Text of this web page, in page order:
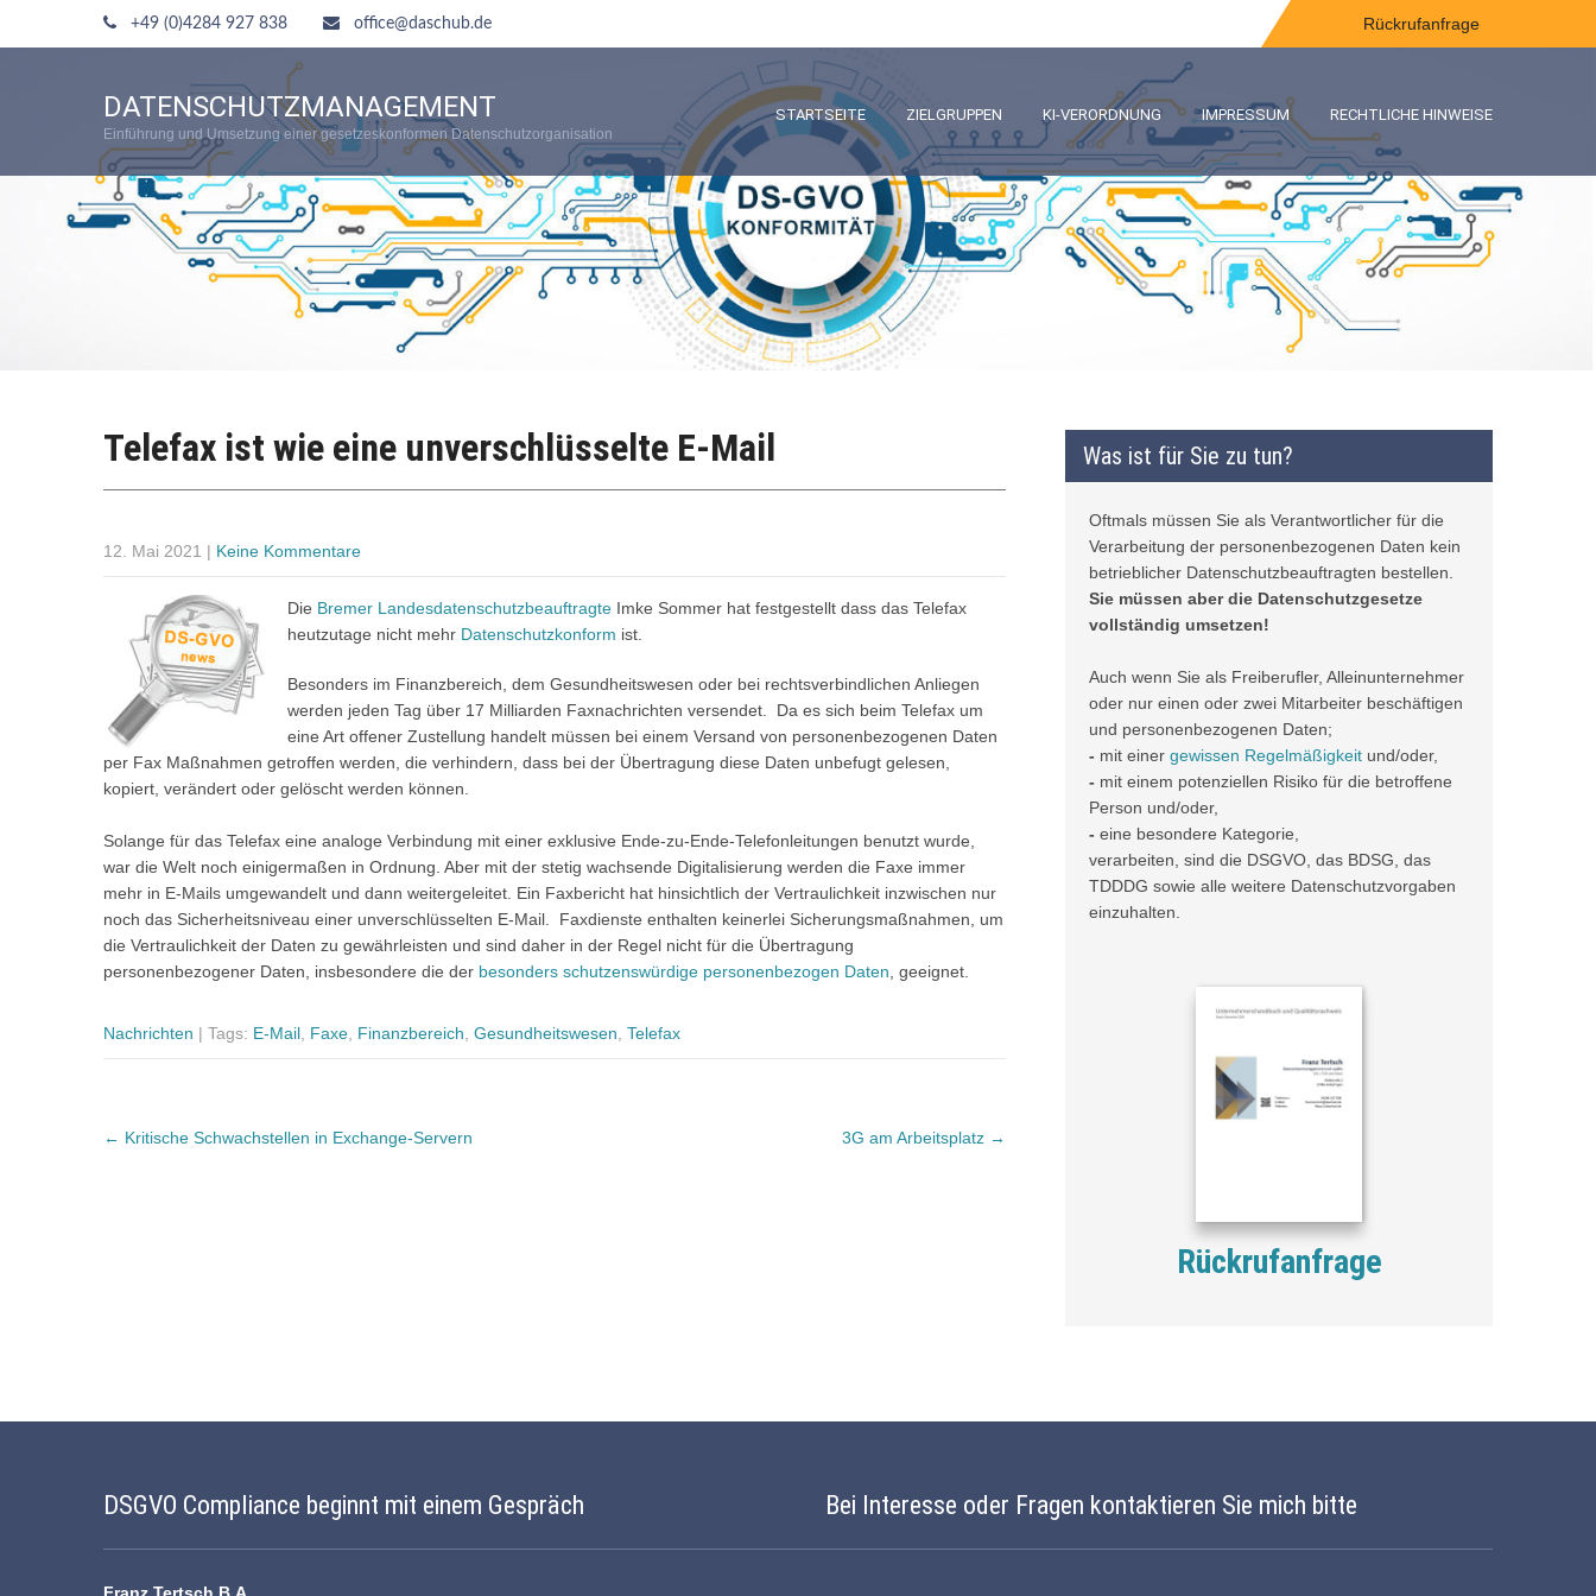
+49 (0)4284 927 838 office@daschub.de Rückrufanfrage
DATENSCHUTZMANAGEMENT
Einführung und Umsetzung einer gesetzeskonformen Datenschutzorganisation
STARTSEITE ZIELGRUPPEN KI-VERORDNUNG IMPRESSUM RECHTLICHE HINWEISE
Telefax ist wie eine unverschlüsselte E-Mail
12. Mai 2021 | Keine Kommentare
Die Bremer Landesdatenschutzbeauftragte Imke Sommer hat festgestellt dass das Telefax
heutzutage nicht mehr Datenschutzkonform ist.
Besonders im Finanzbereich, dem Gesundheitswesen oder bei rechtsverbindlichen Anliegen
werden jeden Tag über 17 Milliarden Faxnachrichten versendet. Da es sich beim Telefax um
eine Art offener Zustellung handelt müssen bei einem Versand von personenbezogenen Daten
per Fax Maßnahmen getroffen werden, die verhindern, dass bei der Übertragung diese Daten unbefugt gelesen,
kopiert, verändert oder gelöscht werden können.
Solange für das Telefax eine analoge Verbindung mit einer exklusive Ende-zu-Ende-Telefonleitungen benutzt wurde,
war die Welt noch einigermaßen in Ordnung. Aber mit der stetig wachsende Digitalisierung werden die Faxe immer
mehr in E-Mails umgewandelt und dann weitergeleitet. Ein Faxbericht hat hinsichtlich der Vertraulichkeit inzwischen nur
noch das Sicherheitsniveau einer unverschlüsselten E-Mail. Faxdienste enthalten keinerlei Sicherungsmaßnahmen, um
die Vertraulichkeit der Daten zu gewährleisten und sind daher in der Regel nicht für die Übertragung
personenbezogener Daten, insbesondere die der besonders schutzenswürdige personenbezogen Daten , geeignet.
Nachrichten | Tags: E-Mail Faxe Finanzbereich Gesundheitswesen Telefax
Post
← Kritische Schwachstellen in Exchange-Servern 3G am Arbeitsplatz →
Was ist für Sie zu tun?
Oftmals müssen Sie als Verantwortlicher für die
Verarbeitung der personenbezogenen Daten kein
betrieblicher Datenschutzbeauftragten bestellen.
Sie müssen aber die Datenschutzgesetze
vollständig umsetzen!
Auch wenn Sie als Freiberufler, Alleinunternehmer
oder nur einen oder zwei Mitarbeiter beschäftigen
und personenbezogenen Daten;
- mit einer gewissen Regelmäßigkeit und/oder,
- mit einem potenziellen Risiko für die betroffene
Person und/oder,
- eine besondere Kategorie,
verarbeiten, sind die DSGVO, das BDSG, das
TDDDG sowie alle weitere Datenschutzvorgaben
einzuhalten.
Rückrufanfrage
DSGVO Compliance beginnt mit einem Gespräch Bei Interesse oder Fragen kontaktieren Sie mich bitte